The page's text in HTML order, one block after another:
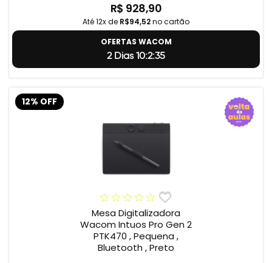
R$ 928,90
Até 12x de R$94,52no cartão
OFERTAS WACOM
2 Dias 10:2:34
12% OFF
Mesa Digitalizadora
Wacom Intuos Pro Gen 2
PTK470 , Pequena ,
Bluetooth , Preto